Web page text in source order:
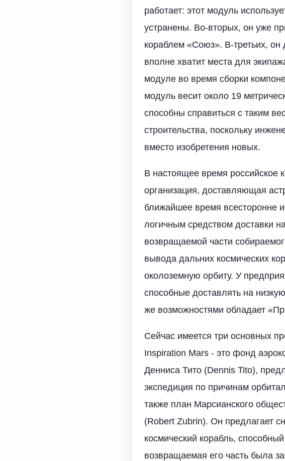
работает: этот модуль
устранены. Во-вторых, он уже
кораблем «Союз». В-третьих,
вполне хватит места для
модуле во время сборки
модуль весит около 19
способны справиться с таким
строительства, поскольку
вместо изобретения новых.
В настоящее время российское
организация, доставляющая
ближайшее время всесторонне
логичным средством доставки
возвращаемой части
вывода дальних космических
околоземную орбиту. У
способные доставлять на
же возможностями обладает
Сейчас имеется три основных
Inspiration Mars - это фонд
Денниса Тито (Dennis Tito),
экспедиция по причинам
также план Марсианского
(Robert Zubrin). Он предлагает
космический корабль,
возвращаемая его часть была